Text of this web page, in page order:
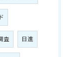
査 日進